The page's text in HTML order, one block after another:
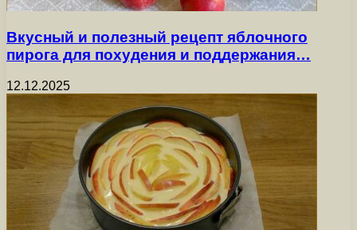
Вкусный и полезный рецепт яблочного
пирога для похудения и поддержания…
12.12.2025